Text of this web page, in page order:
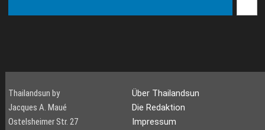
Thailandsun by
Jacques A. Maué
Ostelsheimer Str. 27
Über Thailandsun
Die Redaktion
Impressum